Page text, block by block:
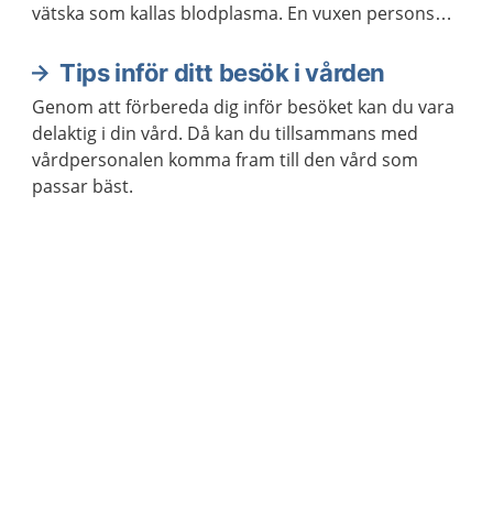
vätska som kallas blodplasma. En vuxen persons
Tips inför ditt besök i vården
Genom att förbereda dig inför besöket kan du vara
delaktig i din vård. Då kan du tillsammans med
vårdpersonalen komma fram till den vård som
passar bäst.